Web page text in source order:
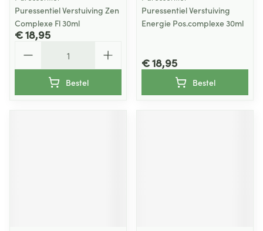
Puressentiel Verstuiving Zen
Complexe Fl 30ml
€ 18,95
Bestel
Puressentiel Verstuiving
Energie Pos.complexe 30ml
€ 18,95
Bestel